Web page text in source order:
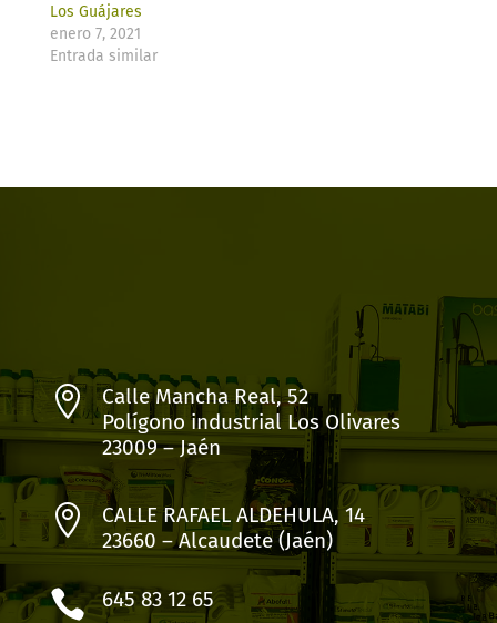
Los Guájares
enero 7, 2021
Entrada similar

Calle Mancha Real, 52
Polígono industrial Los Olivares
23009 – Jaén

CALLE RAFAEL ALDEHULA, 14
23660 – Alcaudete (Jaén)
 645 83 12 65